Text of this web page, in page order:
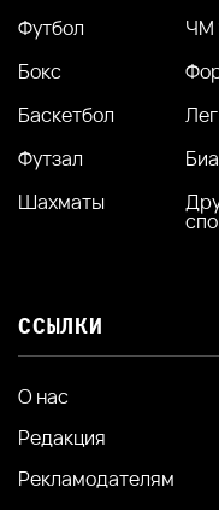
Футбол ЧМ
Бокс
Баскетбол
Футзал
Шахматы
ССЫЛКИ
О нас
Редакция
Рекламодателям